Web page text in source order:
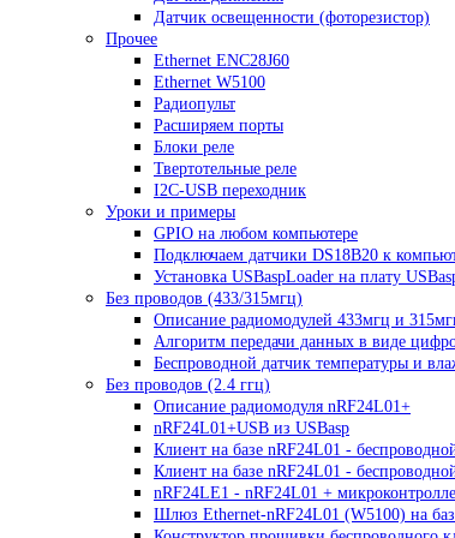
Датчик освещенности (фоторезистор)
Прочее
Ethernet ENC28J60
Ethernet W5100
Радиопульт
Расширяем порты
Блоки реле
Твертотельные реле
I2C-USB переходник
Уроки и примеры
GPIO на любом компьютере
Подключаем датчики DS18B20 к
Установка USBaspLoader на плату
Без проводов (433/315мгц)
Описание радиомодулей 433мгц и
Алгоритм передачи данных в виде
Беспроводной датчик температуры и
Без проводов (2.4 ггц)
Описание радиомодуля nRF24L01+
nRF24L01+USB из USBasp
Клиент на базе nRF24L01 -
Клиент на базе nRF24L01 -
nRF24LE1 - nRF24L01 +
Шлюз Ethernet-nRF24L01 (W5100) на